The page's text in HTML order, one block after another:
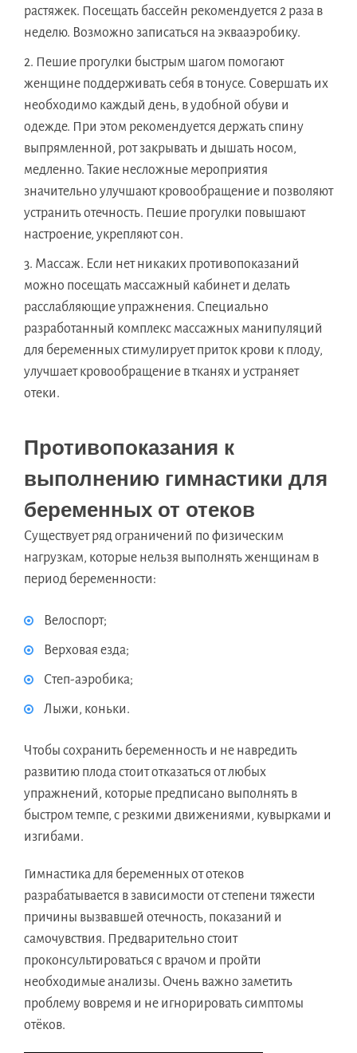
растяжек. Посещать бассейн рекомендуется 2 раза в
неделю. Возможно записаться на эквааэробику.
Пешие прогулки быстрым шагом помогают
женщине поддерживать себя в тонусе. Совершать их
необходимо каждый день, в удобной обуви и
одежде. При этом рекомендуется держать спину
выпрямленной, рот закрывать и дышать носом,
медленно. Такие несложные мероприятия
значительно улучшают кровообращение и позволяют
устранить отечность. Пешие прогулки повышают
настроение, укрепляют сон.
Массаж. Если нет никаких противопоказаний
можно посещать массажный кабинет и делать
расслабляющие упражнения. Специально
разработанный комплекс массажных манипуляций
для беременных стимулирует приток крови к плоду,
улучшает кровообращение в тканях и устраняет
отеки.
Противопоказания к
выполнению гимнастики для
беременных от отеков
Существует ряд ограничений по физическим
нагрузкам, которые нельзя выполнять женщинам в
период беременности:
Велоспорт;
Верховая езда;
Степ-аэробика;
Лыжи, коньки.
Чтобы сохранить беременность и не навредить
развитию плода стоит отказаться от любых
упражнений, которые предписано выполнять в
быстром темпе, с резкими движениями, кувырками и
изгибами.
Гимнастика для беременных от отеков
разрабатывается в зависимости от степени тяжести
причины вызвавшей отечность, показаний и
самочувствия. Предварительно стоит
проконсультироваться с врачом и пройти
необходимые анализы. Очень важно заметить
проблему вовремя и не игнорировать симптомы
отёков.